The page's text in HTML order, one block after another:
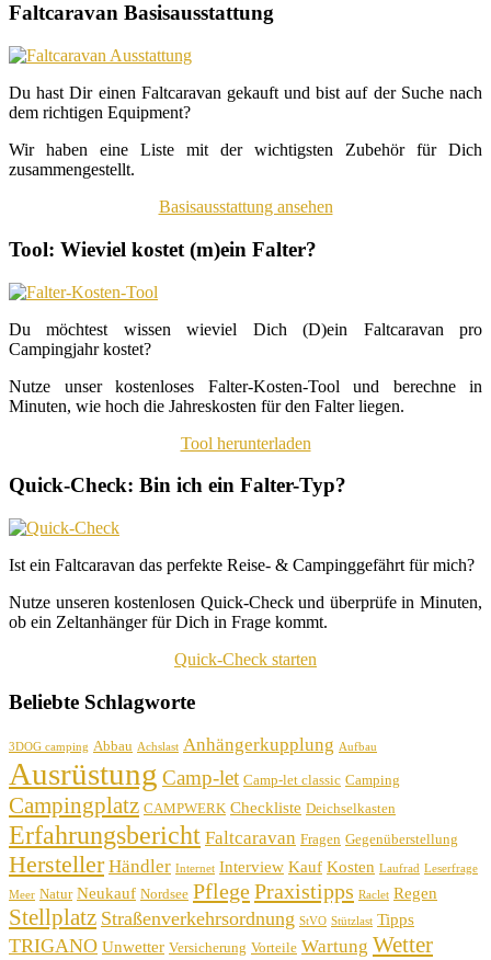
Faltcaravan Basisausstattung
Du hast Dir einen Faltcaravan gekauft und bist auf der Suche nach
dem richtigen Equipment?
Wir haben eine Liste mit der wichtigsten Zubehör für Dich
zusammengestellt.
Basisausstattung ansehen
Tool: Wieviel kostet (m)ein Falter?
Du möchtest wissen wieviel Dich (D)ein Faltcaravan pro
Campingjahr kostet?
Nutze unser kostenloses Falter-Kosten-Tool und berechne in
Minuten, wie hoch die Jahreskosten für den Falter liegen.
Tool herunterladen
Quick-Check: Bin ich ein Falter-Typ?
Ist ein Faltcaravan das perfekte Reise- & Campinggefährt für mich?
Nutze unseren kostenlosen Quick-Check und überprüfe in Minuten,
ob ein Zeltanhänger für Dich in Frage kommt.
Quick-Check starten
Beliebte Schlagworte
3DOG camping Abbau Achslast Anhängerkupplung Aufbau
Ausrüstung Camp-let Camp-let classic Camping
Campingplatz CAMPWERK Checkliste Deichselkasten
Erfahrungsbericht Faltcaravan Fragen Gegenüberstellung
Hersteller Händler Internet Interview Kauf Kosten Laufrad Leserfrage
Meer Natur Neukauf Nordsee PflegePraxistipps Raclet Regen
Stellplatz Straßenverkehrsordnung StVO Stützlast Tipps
TRIGANO Unwetter Versicherung Vorteile Wartung Wetter